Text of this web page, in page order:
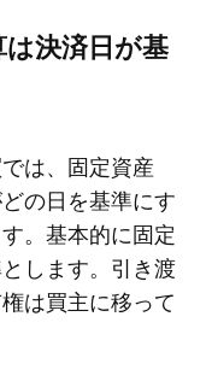
決済日が基
は、固定資産
の日を基準にす
。基本的に固定
します。引き渡
は買主に移って